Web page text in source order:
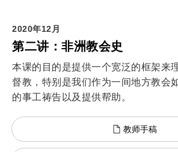
2020年12月
第二讲：非洲教会史
本课的目的是提供一个宽泛的框架来
督教，特别是我们作为一间地方教会
的事工祷告以及提供帮助。
教师手稿